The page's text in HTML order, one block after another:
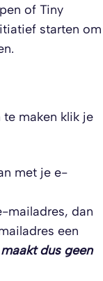
of Tiny
starten om
maken klik je
met je e-
mailadres, dan
een
dus geen